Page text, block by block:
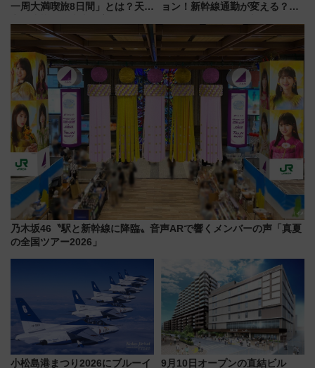
一周大満喫旅8日間」とは？天橋
の絶景＆限定グルメを網羅！煩
雑な手続きも不要でお手軽に楽
しめるプランが登場
ョン！新幹線通勤が変える？
【新築マンション人気ランキン
乃木坂46〝駅と新幹線に降臨〟音声ARで響くメンバーの声「真夏
の全国ツアー2026」
小松島港まつり2026にブルーイ
9月10日オープンの直結ビル